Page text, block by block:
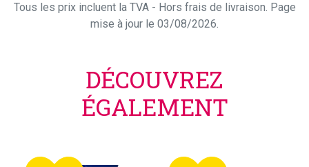
Tous les prix incluent la TVA - Hors frais de livraison. Page
mise à jour le 03/08/2026.
DÉCOUVREZ
ÉGALEMENT